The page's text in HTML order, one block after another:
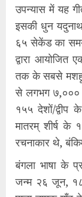
उपन्यास में यह
इसकी धुन
६५ सेकेंड का समय
द्वारा आयोजित
तक के सबसे
से लगभग ७,०००
१५५ देशों/द्वीप
मातरम् शीर्ष के
रचनाकार थे,
बंगला भाषा के
जन्म २६ जून,